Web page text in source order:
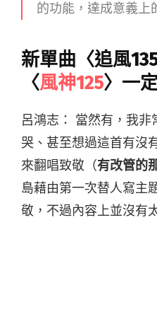
的功能，達成意義
新單曲〈追風
〈風神125〉一
呂鴻志： 當然有，我
哭、甚至想過這首有沒
來翻唱致敬（有改管的
島藉由第一次替人寫主
敬，不過內容上並沒有